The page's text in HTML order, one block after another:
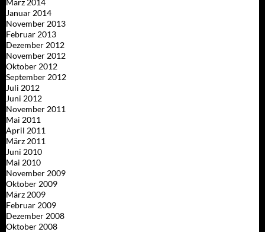
Januar 2014
November 2013
Februar 2013
Dezember 2012
November 2012
Oktober 2012
September 2012
Juli 2012
Juni 2012
November 2011
Mai 2011
April 2011
März 2011
Juni 2010
Mai 2010
November 2009
Oktober 2009
März 2009
Februar 2009
Dezember 2008
Oktober 2008